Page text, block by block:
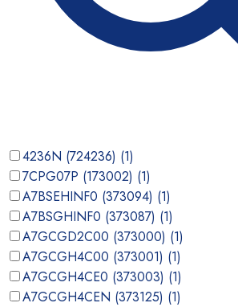
4236N (724236) (1)
7CPG07P (173002) (1)
A7BSEHINF0 (373094) (1)
A7BSGHINF0 (373087) (1)
A7GCGD2C00 (373000) (1)
A7GCGH4C00 (373001) (1)
A7GCGH4CE0 (373003) (1)
A7GCGH4CEN (373125) (1)